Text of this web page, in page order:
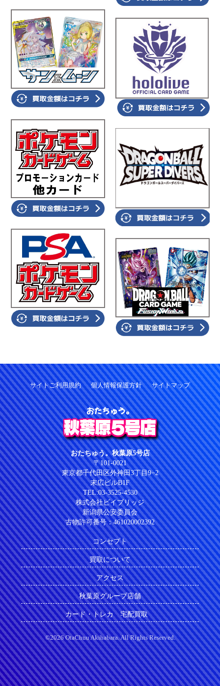
サイトご利用規約 個人情報保護方針 サイトマップ
おたちゅう。
秋葉原5号店
おたちゅう。秋葉原5号店
〒101-0021
東京都千代田区外神田3丁目9−2
末広ビルB1F
TEL:03-3525-4530
株式会社ビイブリッジ
新潟県公安委員会
古物許可番号：461020002392
コンセプト
買取について
アクセス
秋葉原グループ店舗
カード・トレカ 宅配買取
©2026 OtaChuu Akihabara. All Rights Reserved.